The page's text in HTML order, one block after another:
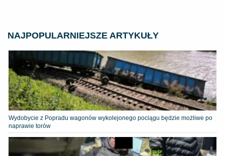
NAJPOPULARNIEJSZE ARTYKUŁY
Wydobycie z Popradu wagonów wykolejonego pociągu będzie możliwe po
naprawie torów